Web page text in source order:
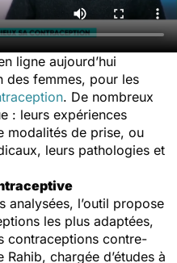
ligne aujourd’hui
des femmes, pour les
. De nombreux
: leurs expériences
modalités de prise, ou
leurs pathologies et
analysées, l’outil propose
les plus adaptées,
contraceptions contre-
chargée d’études à